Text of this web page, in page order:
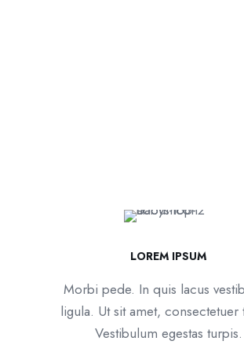
LOREM IPSUM
Morbi pede. In quis lacus
ligula. Ut sit amet, consectetuer
Vestibulum egestas turpis.